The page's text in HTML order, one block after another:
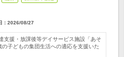
： 2026/08/27
支援・放課後等デイサービス施設「あそ
子どもの集団生活への適応を支援いた